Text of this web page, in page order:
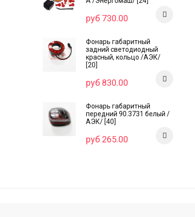
руб 730.00
Фонарь габаритный
задний светодиодный
красный, кольцо /AЭК/
[20]
руб 830.00
Фонарь габаритный
передний 90.3731 белый /
АЭК/ [40]
руб 265.00